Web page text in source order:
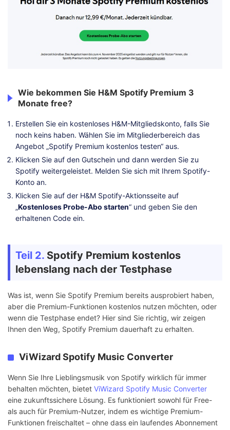
Wie bekommen Sie H&M Spotify Premium 3
Monate free?
Erstellen Sie ein kostenloses H&M-Mitgliedskonto, falls Sie
noch keins haben. Wählen Sie im Mitgliederbereich das
Angebot „Spotify Premium kostenlos testen“ aus.
Klicken Sie auf den Gutschein und dann werden Sie zu
Spotify weitergeleistet. Melden Sie sich mit Ihrem Spotify-
Konto an.
Klicken Sie auf der H&M Spotify-Aktionsseite auf
„Kostenloses Probe-Abo starten“ und geben Sie den
erhaltenen Code ein.
Teil 2. Spotify Premium kostenlos
lebenslang nach der Testphase
Was ist, wenn Sie Spotify Premium bereits ausprobiert haben,
aber die Premium-Funktionen kostenlos nutzen möchten, oder
wenn die Testphase endet? Hier sind Sie richtig, wir zeigen
Ihnen den Weg, Spotify Premium dauerhaft zu erhalten.
ViWizard Spotify Music Converter
Wenn Sie Ihre Lieblingsmusik von Spotify wirklich für immer
behalten möchten, bietet ViWizard Spotify Music Converter
eine zukunftssichere Lösung. Es funktioniert sowohl für Free-
als auch für Premium-Nutzer, indem es wichtige Premium-
Funktionen freischaltet – ohne dass ein laufendes Abonnement